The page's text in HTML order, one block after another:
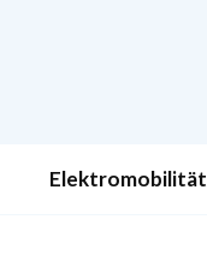
Elektromobilität